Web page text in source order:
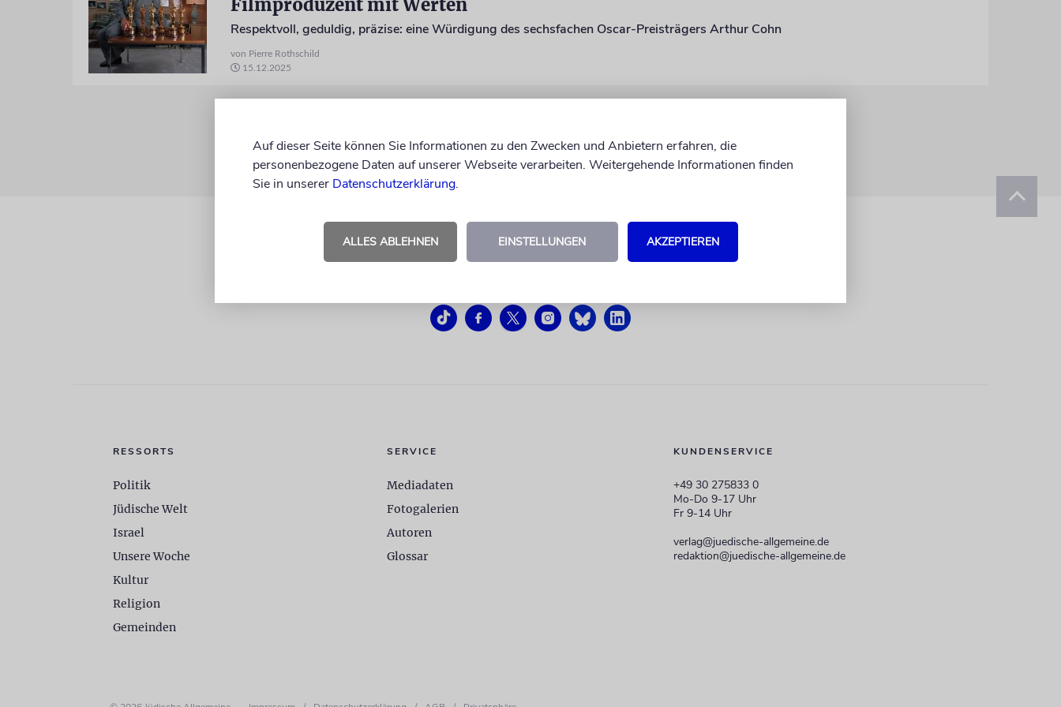
Filmproduzent mit Werten
Respektvoll, geduldig, präzise: eine Würdigung des sechsfachen Oscar-Preisträgers Arthur Cohn
von Pierre Rothschild
15.12.2025
KUNDENSERVICE
+49 30 275833 0
Mo-Do 9-17 Uhr
Fr 9-14 Uhr
verlag@juedische-allgemeine.de
redaktion@juedische-allgemeine.de
RESSORTS
Politik
Jüdische Welt
Israel
Unsere Woche
Kultur
Religion
Gemeinden
SERVICE
Mediadaten
Fotogalerien
Autoren
Glossar
Auf dieser Seite können Sie Informationen zu den Zwecken und Anbietern erfahren, die
personenbezogene Daten auf unserer Webseite verarbeiten. Weitergehende Informationen finden
Sie in unserer Datenschutzerklärung.
ALLES ABLEHNEN EINSTELLUNGEN AKZEPTIEREN